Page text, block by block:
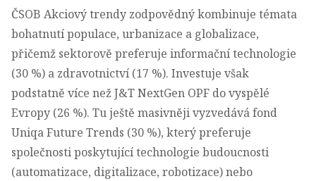
ČSOB Akciový trendy zodpovědný kombinuje témata
bohatnutí populace, urbanizace a globalizace,
přičemž sektorově preferuje informační technologie
(30 %) a zdravotnictví (17 %). Investuje však
podstatně více než J&T NextGen OPF do vyspělé
Evropy (26 %). Tu ještě masivněji vyzvedává fond
Uniqa Future Trends (30 %), který preferuje
společnosti poskytující technologie budoucnosti
(automatizace, digitalizace, robotizace) nebo